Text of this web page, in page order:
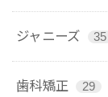
ジャニーズ 35
歯科矯正 29